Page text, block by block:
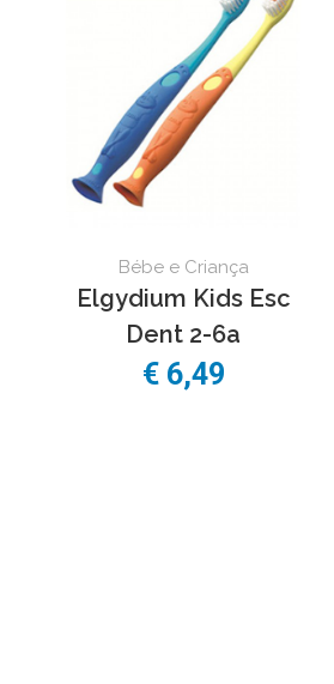
Bébe e Criança
Elgydium Kids Esc
Dent 2-6a
€ 6,49